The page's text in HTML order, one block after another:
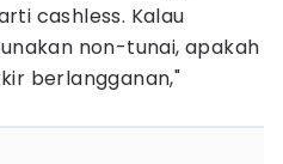
cashless. Kalau
non-tunai, apakah
berlangganan,"